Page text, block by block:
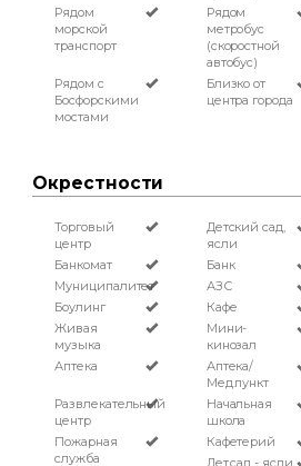
Рядом
морской
транспорт
Рядом
метробус
(скоростной
автобус)
Рядом с
Босфорскими
мостами
Близко от
центра города
Окрестности
Торговый
центр
Детский сад,
ясли
Банкомат
Банк
Муниципалитет
АЗС
Боулинг
Кафе
Живая
музыка
Мини-
кинозал
Аптека
Аптека/
Мед.пункт
Развлекательный
центр
Начальная
школа
Пожарная
служба
Кафетерий
Дет.сад - ясли